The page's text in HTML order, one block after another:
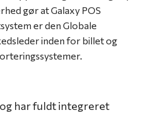
gør at Galaxy POS
er den Globale
inden for billet og
har fuldt integreret